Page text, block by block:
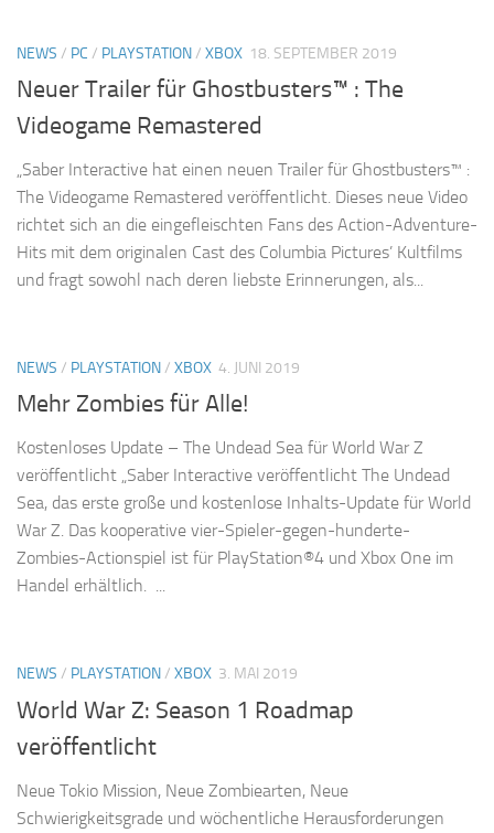
NEWS / PC / PLAYSTATION/ XBOX 18. SEPTEMBER 2019
Neuer Trailer für Ghostbusters™ : The
Videogame Remastered
„Saber Interactive hat einen neuen Trailer für Ghostbusters™ :
The Videogame Remastered veröffentlicht. Dieses neue Video
richtet sich an die eingefleischten Fans des Action-Adventure-
Hits mit dem originalen Cast des Columbia Pictures’ Kultfilms
und fragt sowohl nach deren liebste Erinnerungen, als...
NEWS / PLAYSTATION/ XBOX 4. JUNI 2019
Mehr Zombies für Alle!
Kostenloses Update – The Undead Sea für World War Z
veröffentlicht „Saber Interactive veröffentlicht The Undead
Sea, das erste große und kostenlose Inhalts-Update für World
War Z. Das kooperative vier-Spieler-gegen-hunderte-
Zombies-Actionspiel ist für PlayStation®4 und Xbox One im
Handel erhältlich. ...
NEWS / PLAYSTATION/ XBOX 3. MAI 2019
World War Z: Season 1 Roadmap
veröffentlicht
Neue Tokio Mission, Neue Zombiearten, Neue
Schwierigkeitsgrade und wöchentliche Herausforderungen